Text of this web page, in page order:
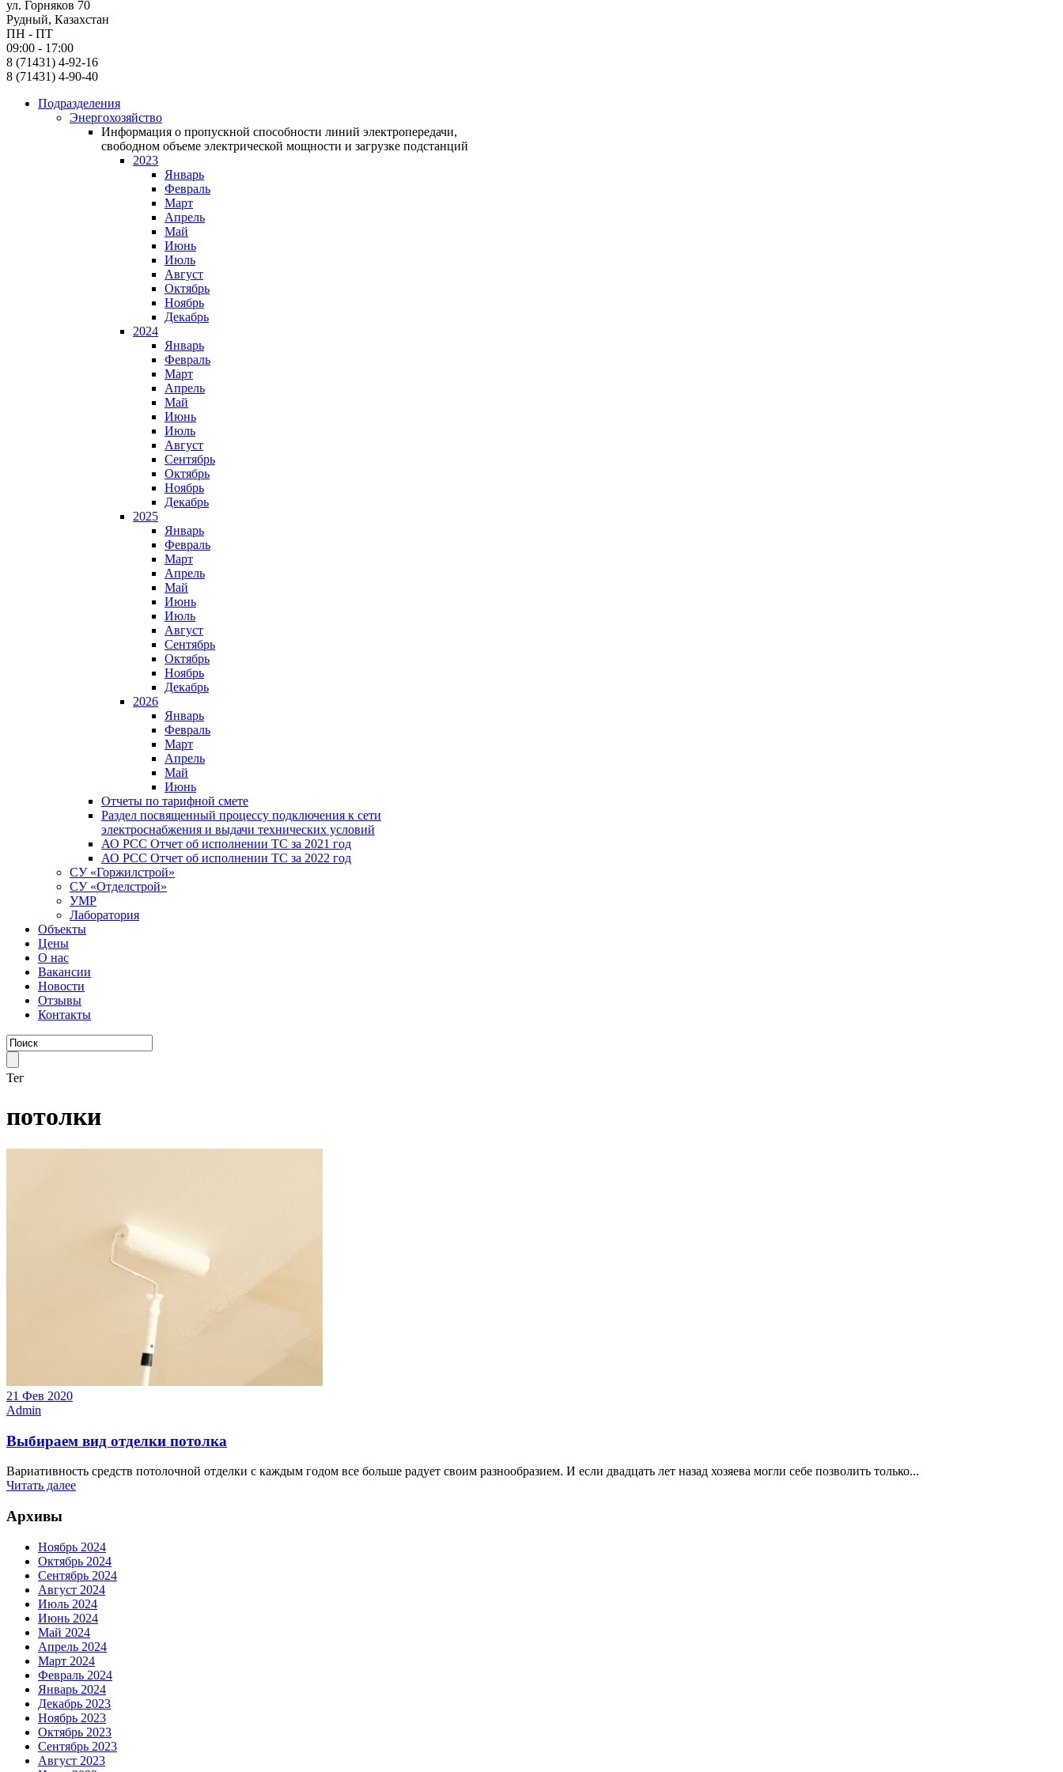
ул. Горняков 70
Рудный, Казахстан
ПН - ПТ
09:00 - 17:00
8 (71431) 4-92-16
8 (71431) 4-90-40
Подразделения
Энергохозяйство
Информация о пропускной способности линий электропередачи,
свободном объеме электрической мощности и загрузке подстанций
2023
Январь
Февраль
Март
Апрель
Май
Июнь
Июль
Август
Октябрь
Ноябрь
Декабрь
2024
Январь
Февраль
Март
Апрель
Май
Июнь
Июль
Август
Сентябрь
Октябрь
Ноябрь
Декабрь
2025
Январь
Февраль
Март
Апрель
Май
Июнь
Июль
Август
Сентябрь
Октябрь
Ноябрь
Декабрь
2026
Январь
Февраль
Март
Апрель
Май
Июнь
Отчеты по тарифной смете
Раздел посвященный процессу подключения к сети
электроснабжения и выдачи технических условий
АО РСС Отчет об исполнении ТС за 2021 год
АО РСС Отчет об исполнении ТС за 2022 год
СУ «Горжилстрой»
СУ «Отделстрой»
УМР
Лаборатория
Объекты
Цены
О нас
Вакансии
Новости
Отзывы
Контакты
Тег
потолки
21 Фев 2020
Admin
Выбираем вид отделки потолка
Вариативность средств потолочной отделки с каждым годом все больше радует своим разнообразием. И если двадцать лет назад хозяева могли себе позволить только...
Читать далее
Архивы
Ноябрь 2024
Октябрь 2024
Сентябрь 2024
Август 2024
Июль 2024
Июнь 2024
Май 2024
Апрель 2024
Март 2024
Февраль 2024
Январь 2024
Декабрь 2023
Ноябрь 2023
Октябрь 2023
Сентябрь 2023
Август 2023